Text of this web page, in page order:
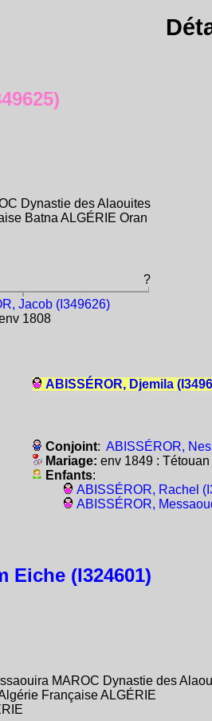
Dynastie des Alaouites
Batna ALGÉRIE Oran
?
Jacob (I349626)
1808
ABISSÉROR, Djemila
Conjoint:ABISSÉROR,
Mariage:env 1849 :
Enfants:
ABISSÉROR, Rachel
ABISSÉROR,
Eiche (I324601)
MAROC Dynastie des
Française ALGÉRIE